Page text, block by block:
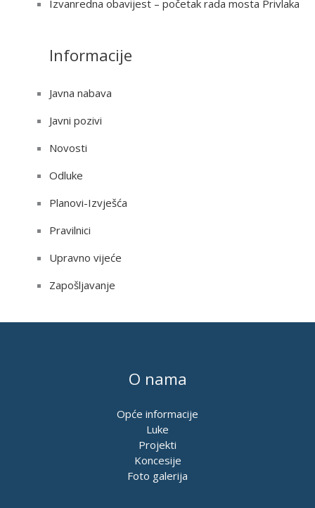
Izvanredna obavijest – početak rada mosta Privlaka
Informacije
Javna nabava
Javni pozivi
Novosti
Odluke
Planovi-Izvješća
Pravilnici
Upravno vijeće
Zapošljavanje
O nama
Opće informacije
Luke
Projekti
Koncesije
Foto galerija